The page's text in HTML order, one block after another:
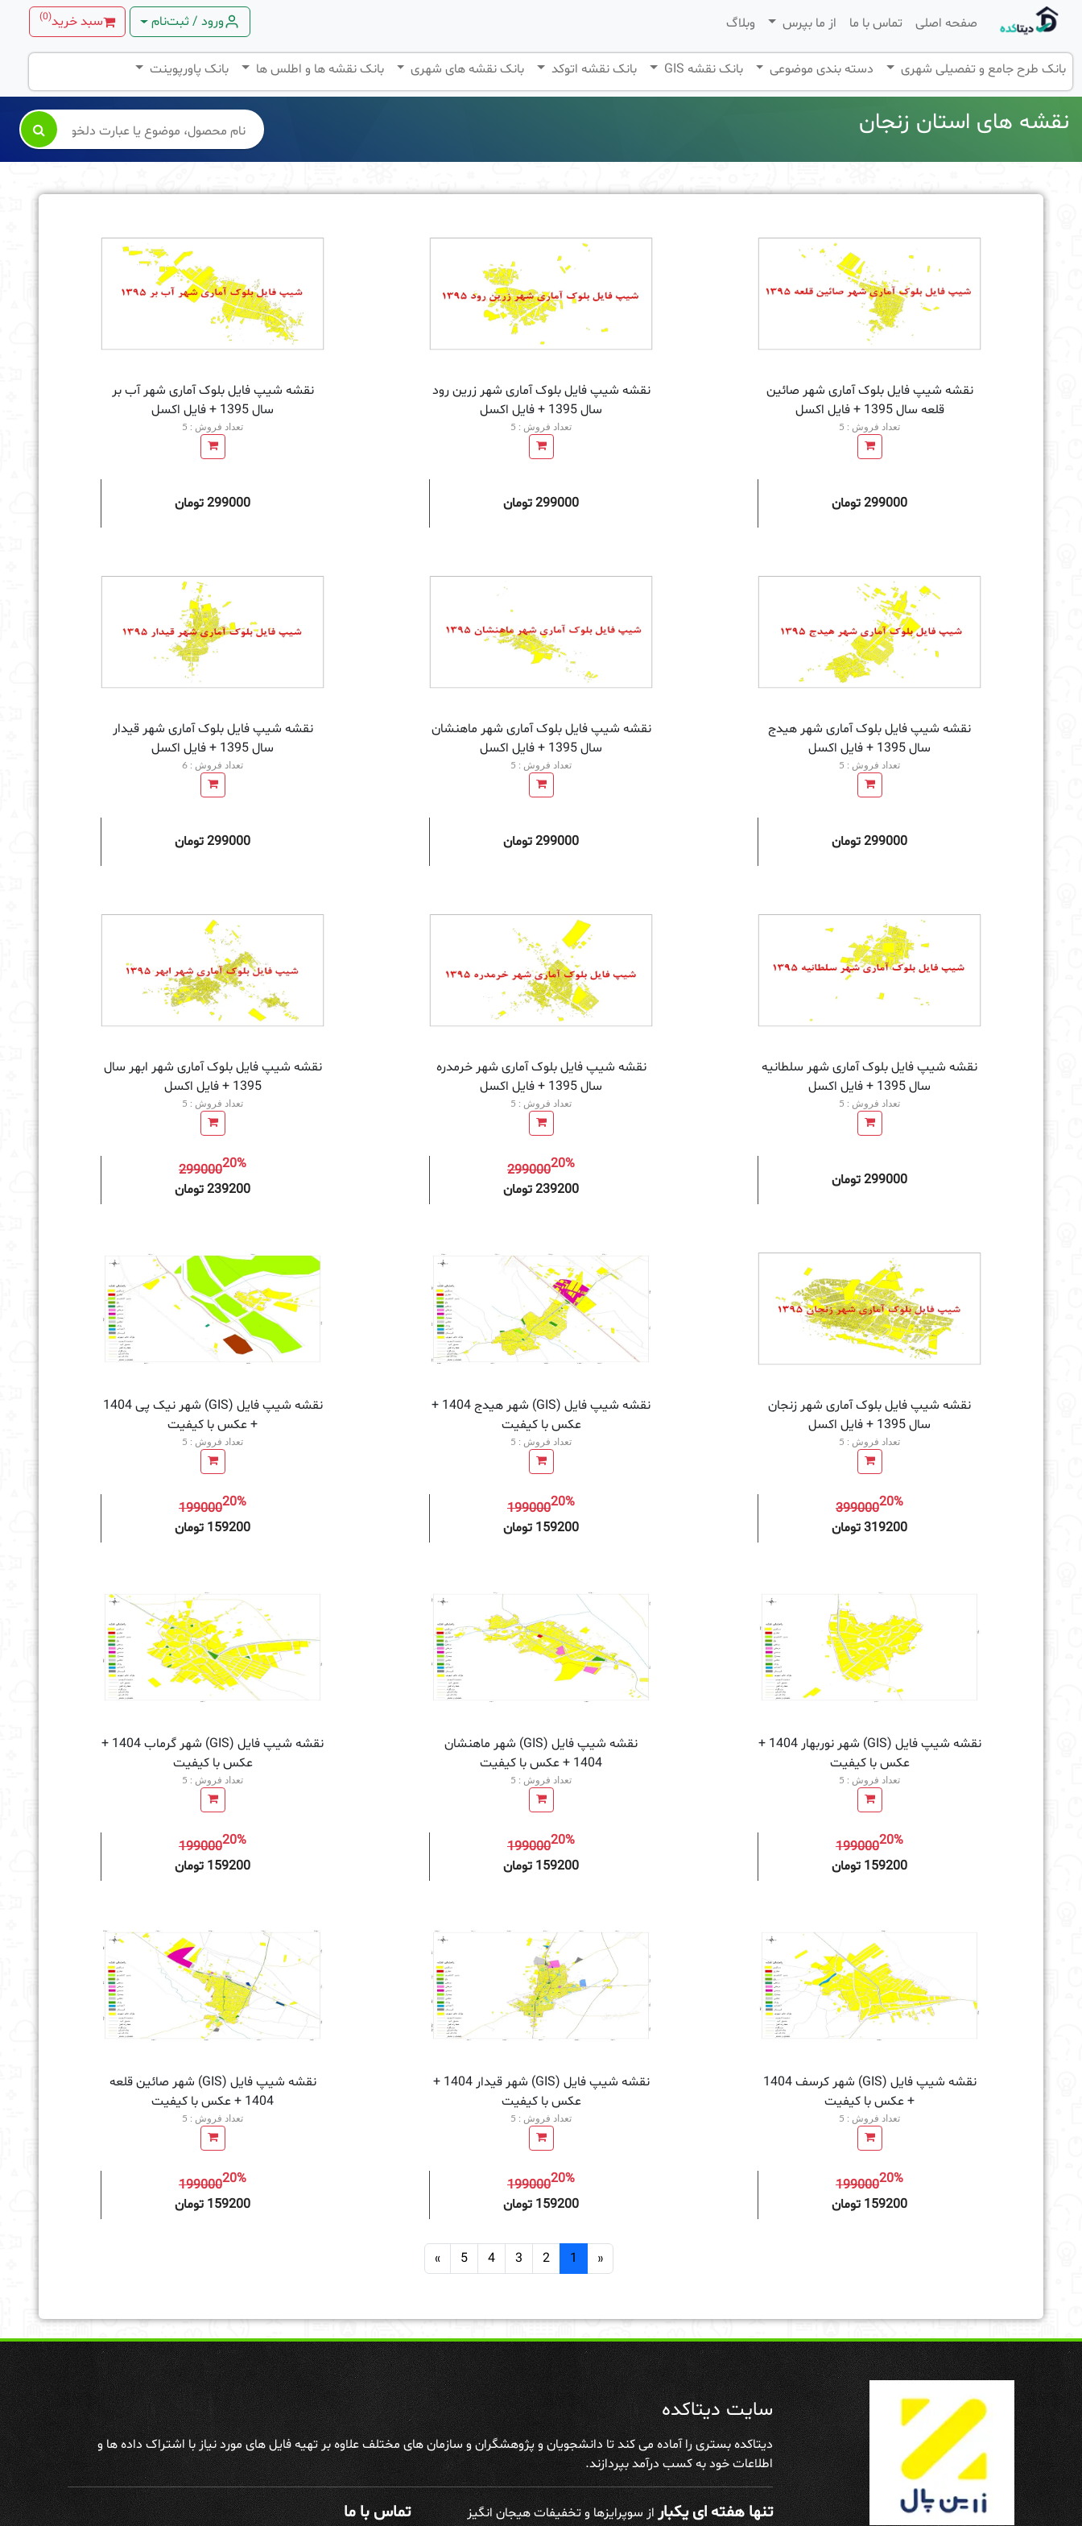
صفحه اصلی تماس با ما از ما بپرس وبلاگ ورود / ثبت‌نام سبد خرید(
0
)
بانک طرح جامع و تفصیلی شهری دسته بندی موضوعی بانک نقشه GIS بانک نقشه اتوکد بانک نقشه های شهری بانک نقشه ها و اطلس ها بانک پاورپوینت
نقشه های استان زنجان 
نقشه شیپ فایل بلوک آماری شهر صائین
قلعه سال 1395 + فايل اكسل
تعداد فروش : 5
299000 تومان
نقشه شیپ فایل بلوک آماری شهر زرین رود
سال 1395 + فايل اكسل
تعداد فروش : 5
299000 تومان
نقشه شیپ فایل بلوک آماری شهر آب بر
سال 1395 + فايل اكسل
تعداد فروش : 5
299000 تومان
نقشه شیپ فایل بلوک آماری شهر هیدج
سال 1395 + فايل اكسل
تعداد فروش : 5
299000 تومان
نقشه شیپ فایل بلوک آماری شهر ماهنشان
سال 1395 + فايل اكسل
تعداد فروش : 5
299000 تومان
نقشه شیپ فایل بلوک آماری شهر قیدار
سال 1395 + فايل اكسل
تعداد فروش : 6
299000 تومان
نقشه شیپ فایل بلوک آماری شهر سلطانیه
سال 1395 + فايل اكسل
تعداد فروش : 5
299000 تومان
نقشه شیپ فایل بلوک آماری شهر خرمدره
سال 1395 + فايل اكسل
تعداد فروش : 5
29900020%
239200 تومان
نقشه شیپ فایل بلوک آماری شهر ابهر سال
1395 + فايل اكسل
تعداد فروش : 5
29900020%
239200 تومان
نقشه شیپ فایل بلوک آماری شهر زنجان
سال 1395 + فايل اكسل
تعداد فروش : 5
39900020%
319200 تومان
نقشه شیپ فایل (GIS) شهر هیدج 1404 +
عکس با کیفیت
تعداد فروش : 5
19900020%
159200 تومان
نقشه شیپ فایل (GIS) شهر نیک پی 1404
+ عکس با کیفیت
تعداد فروش : 5
19900020%
159200 تومان
نقشه شیپ فایل (GIS) شهر نوربهار 1404 +
عکس با کیفیت
تعداد فروش : 5
19900020%
159200 تومان
نقشه شیپ فایل (GIS) شهر ماهنشان
1404 + عکس با کیفیت
تعداد فروش : 5
19900020%
159200 تومان
نقشه شیپ فایل (GIS) شهر گرماب 1404 +
عکس با کیفیت
تعداد فروش : 5
19900020%
159200 تومان
نقشه شیپ فایل (GIS) شهر کرسف 1404
+ عکس با کیفیت
تعداد فروش : 5
19900020%
159200 تومان
نقشه شیپ فایل (GIS) شهر قیدار 1404 +
عکس با کیفیت
تعداد فروش : 5
19900020%
159200 تومان
نقشه شیپ فایل (GIS) شهر صائین قلعه
1404 + عکس با کیفیت
تعداد فروش : 5
19900020%
159200 تومان
«
1
2
3
4
5
»
سایت دیتاکده
دیتاکده بستری را آماده می کند تا دانشجویان و پژوهشگران و سازمان های مختلف علاوه بر تهیه فایل های مورد نیاز با اشتراک داده ها و
اطلاعات خود به کسب درآمد بپردازند.
تنها هفته ای یکباراز سوپرایزها و تخفیفات هیجان انگیز
تماس با ما